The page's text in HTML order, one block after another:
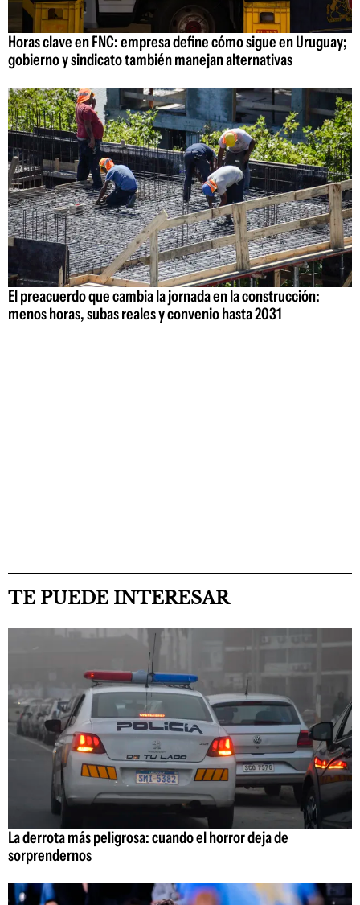
Horas clave en FNC: empresa define cómo sigue en Uruguay;
gobierno y sindicato también manejan alternativas
El preacuerdo que cambia la jornada en la construcción:
menos horas, subas reales y convenio hasta 2031
TE PUEDE INTERESAR
La derrota más peligrosa: cuando el horror deja de
sorprendernos